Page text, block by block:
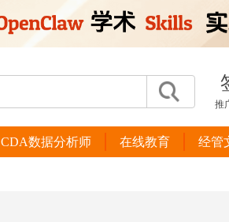
推
CDA数据分析师 在线教育 经管